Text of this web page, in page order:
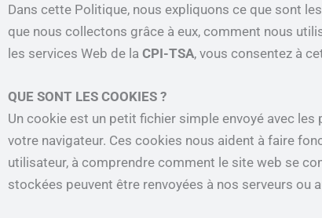
Dans cette Politique, nous expliquons ce que sont
que nous collectons grâce à eux, comment nous
les services Web de la CPI-TSA, vous consentez à
QUE SONT LES COOKIES ?
Un cookie est un petit fichier simple envoyé avec
votre navigateur. Ces cookies nous aident à faire
utilisateur, à comprendre comment le site web se
stockées peuvent être renvoyées à nos serveurs ou